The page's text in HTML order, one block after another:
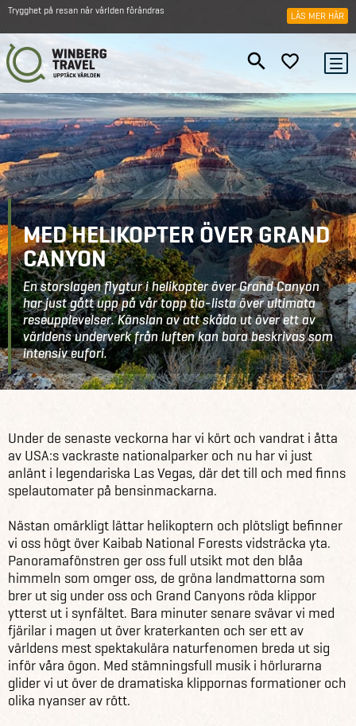
Trygghet på resan när världen förändras LÄS MER HÄR
MED HELIKOPTER ÖVER GRAND
CANYON
En storslagen flygtur i helikopter över Grand Canyon
har just gått upp på vår topp tio-lista över ultimata
reseupplevelser. Känslan av att skåda ut över ett av
världens underverk från luften kan bara beskrivas som
intensiv eufori.
USA
Reseberättelser I helikopter över Grand
Canyon
Under de senaste veckorna har vi kört och vandrat i åtta
av USA:s vackraste nationalparker och nu har vi just
anlänt i legendariska Las Vegas, där det till och med finns
spelautomater på bensinmackarna.
Nästan omärkligt lättar helikoptern och plötsligt befinner
vi oss högt över Kaibab National Forests vidsträcka yta.
Panoramafönstren ger oss full utsikt mot den blåa
himmeln som omger oss, de gröna landmattorna som
brer ut sig under oss och Grand Canyons röda klippor
ytterst ut i synfältet. Bara minuter senare svävar vi med
fjärilar i magen ut över kraterkanten och ser ett av
världens mest spektakulära naturfenomen breda ut sig
inför våra ögon. Med stämningsfull musik i hörlurarna
glider vi ut över de dramatiska klippornas formationer och
olika nyanser av rött.